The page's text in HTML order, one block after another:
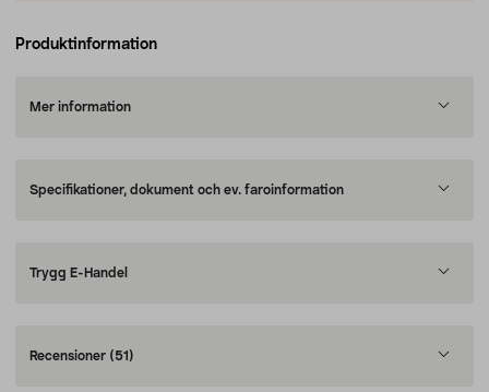
Produktinformation
Mer information
Specifikationer, dokument och ev. faroinformation
Trygg E-Handel
Recensioner (51)